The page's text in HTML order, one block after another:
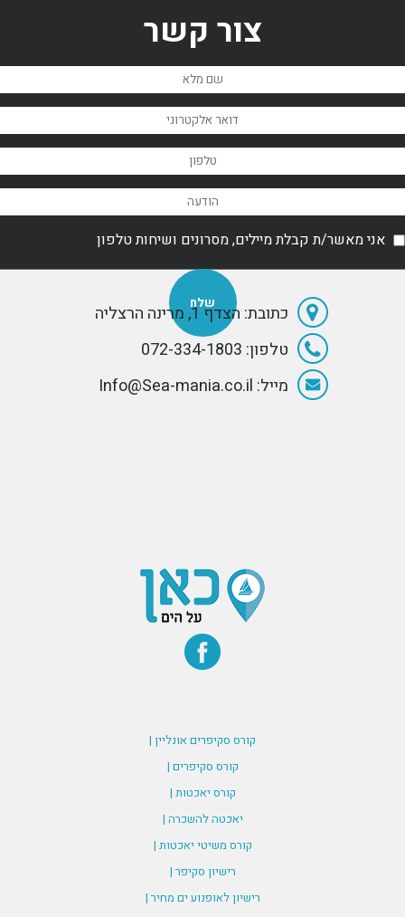
צור קשר
אני מאשר/ת קבלת מיילים, מסרונים ושיחות טלפון
כתובת: הצדף 1, מרינה הרצליה
טלפון: 072-334-1803
מייל: Info@Sea-mania.co.il
קורס סקיפרים אונליין |
קורס סקיפרים |
קורס יאכטות |
יאכטה להשכרה |
קורס משיטי יאכטות |
רישיון סקיפר |
רישיון לאופנוע ים מחיר |